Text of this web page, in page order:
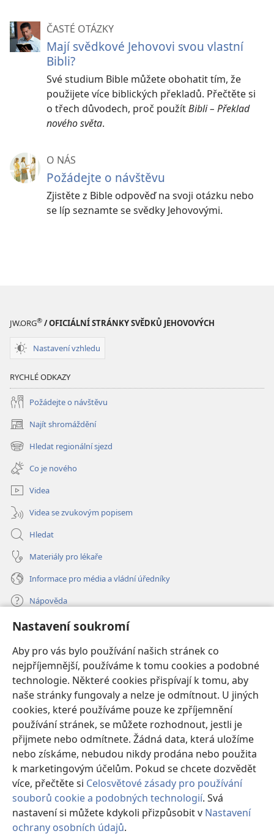
Nastavení soukromí
Aby pro vás bylo používání našich stránek co
nejpříjemnější, používáme k tomu cookies a podobné
technologie. Některé cookies přispívají k tomu, aby
naše stránky fungovaly a nelze je odmítnout. U jiných
cookies, které používáme pouze ke zpříjemnění
používání stránek, se můžete rozhodnout, jestli je
přijmete nebo odmítnete. Žádná data, která uložíme
nebo získáme, nebudou nikdy prodána nebo použita
k marketingovým účelům. Pokud se chcete dozvědět
více, přečtěte si Celosvětové zásady pro používání
souborů cookie a podobných technologií. Svá
nastavení si můžete kdykoli přizpůsobit v Nastavení
ochrany osobních údajů.
ČASTÉ OTÁZKY
Mají svědkové Jehovovi svou vlastní
Bibli?
Své studium Bible můžete obohatit tím, že
použijete více biblických překladů. Přečtěte si
o třech důvodech, proč použítBibli – Překlad
nového světa.
O NÁS
Požádejte o návštěvu
Zjistěte z Bible odpověď na svoji otázku nebo
se líp seznamte se svědky Jehovovými.
JW.ORG® / OFICIÁLNÍ STRÁNKY SVĚDKŮ JEHOVOVÝCH
Nastavení vzhledu
RYCHLÉ ODKAZY
Požádejte o návštěvu
Najít shromáždění
(otevřeno
nové
okno)
Hledat regionální sjezd
(otevřeno
nové
okno)
Co je nového
Videa
Videa se zvukovým popisem
Hledat
Materiály pro lékaře
Informace pro média a vládní úředníky
Nápověda
Dary
nové
okno) ONLINE KNIHOVNA Strážné věže
(otevřeno
nové
okno)JW Hub®
(otevřeno
nové
okno)JW Library
Watchtower Library
Copyright© 2026 Watch Tower Bible and Tract Society of Pennsylvania.
PODMÍNKY POUŽITÍ|OCHRANA SOUKROMÍ
SOUKROMÍ